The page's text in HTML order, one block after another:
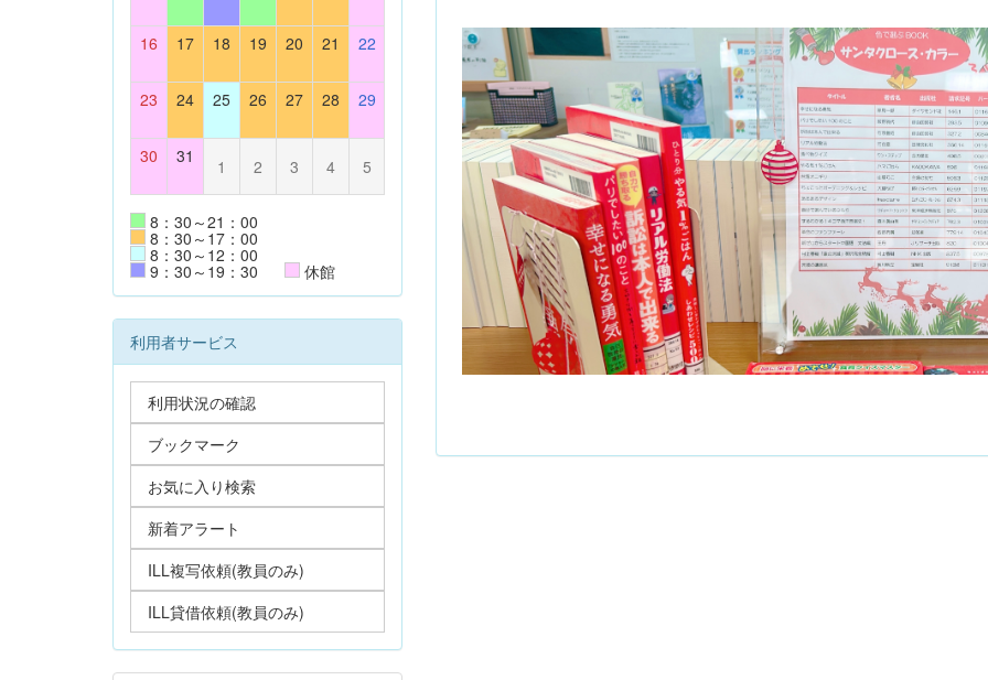
16 17 18 19 20 21 22
23 24 25 26 27 28 29
30 31 1 2 3 4 5
8：30～21：00
8：30～17：00
8：30～12：00
9：30～19：30 休館
利用者サービス
利用状況の確認
ブックマーク
お気に入り検索
新着アラート
ILL複写依頼(教員のみ)
ILL貸借依頼(教員のみ)